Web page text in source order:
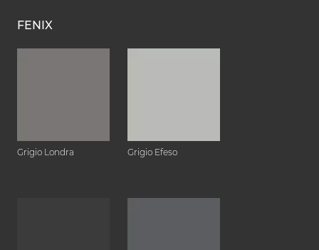
FENIX
Grigio Londra Grigio Efeso